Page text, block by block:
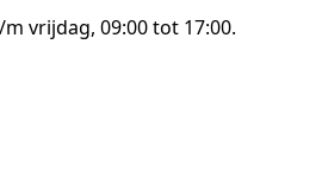
vrijdag, 09:00 tot 17:00.